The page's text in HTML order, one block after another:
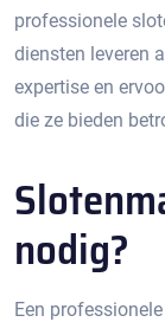
professionele
diensten leveren
expertise en
die ze bieden
nodig?
Een